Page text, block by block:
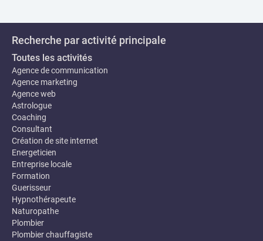
Recherche par activité principale
Toutes les activités
Agence de communication
Agence marketing
Agence web
Astrologue
Coaching
Consultant
Création de site internet
Energeticien
Entreprise locale
Formation
Guerisseur
Hypnothérapeute
Naturopathe
Plombier
Plombier chauffagiste